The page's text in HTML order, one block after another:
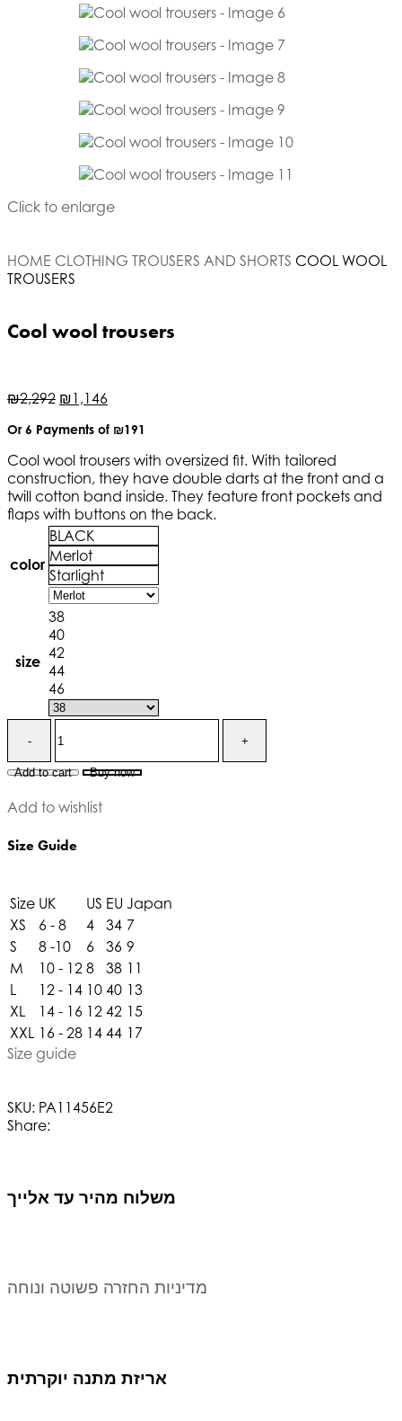
Click to enlarge
HOME CLOTHING TROUSERS AND SHORTS COOL WOOL
TROUSERS
Cool wool trousers
₪2,292 ₪1,146
Or 6 Payments of ₪191
Cool wool trousers with oversized fit. With tailored
construction, they have double darts at the front and a
twill cotton band inside. They feature front pockets and
flaps with buttons on the back.
color
BLACK
Merlot
Starlight
size
38
40
42
44
46
Add to cart Buy now
Add to wishlist
Size Guide
Size UK US EU Japan
XS
6 - 8 4 34 7
S
8 -10 6 36 9
M
10 - 12 8 38 11
L
12 - 14 10 40 13
XL
14 - 16 12 42 15
XXL 16 - 28 14 44 17
Size guide
SKU: PA11456E2
Share:
משלוח מהיר עד אלייך
מדיניות החזרה פשוטה ונוחה
אריזת מתנה יוקרתית